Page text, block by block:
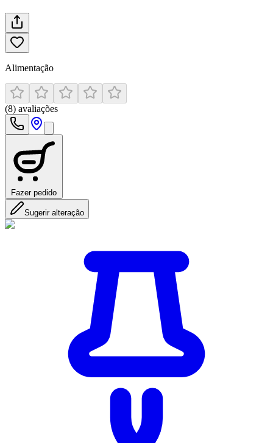
Alimentação
(8) avaliações
Fazer pedido
Sugerir alteração